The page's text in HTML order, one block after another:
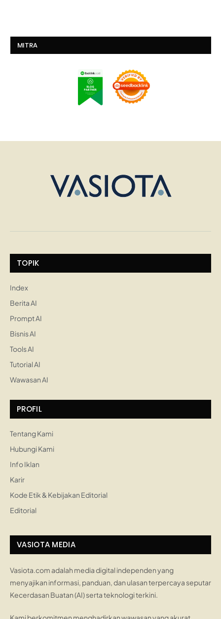
MITRA
TOPIK
Index
Berita AI
Prompt AI
Bisnis AI
Tools AI
Tutorial AI
Wawasan AI
PROFIL
Tentang Kami
Hubungi Kami
Info Iklan
Karir
Kode Etik & Kebijakan Editorial
Editorial
VASIOTA MEDIA
Vasiota.com adalah media digital independen yang
menyajikan informasi, panduan, dan ulasan terpercaya seputar
Kecerdasan Buatan (AI) serta teknologi terkini.